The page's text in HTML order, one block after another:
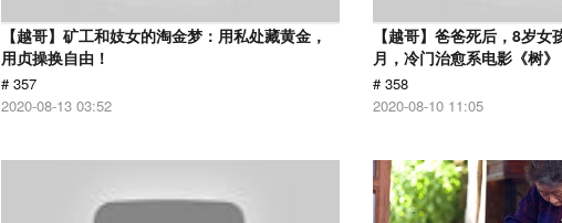
【越哥】矿工和妓女的淘金梦：用私处藏黄金，
用贞操换自由！
# 357
2020-08-13 03:52
【越哥】爸爸死后，8岁
月，冷门治愈系电影《树》
# 358
2020-08-10 11:05